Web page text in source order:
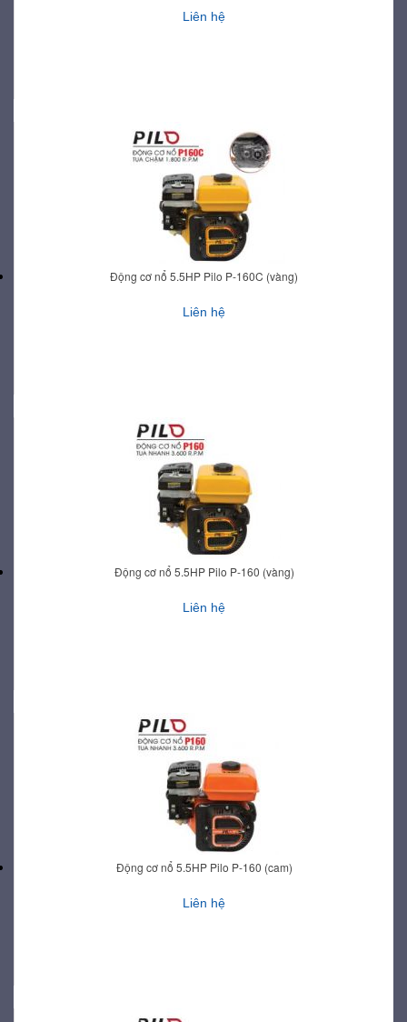
Liên hệ
Động cơ nổ 5.5HP Pilo P-160C (vàng)
Liên hệ
Động cơ nổ 5.5HP Pilo P-160 (vàng)
Liên hệ
Động cơ nổ 5.5HP Pilo P-160 (cam)
Liên hệ